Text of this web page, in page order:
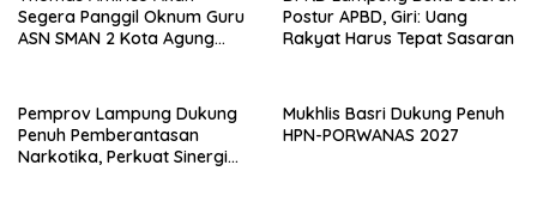
Segera Panggil Oknum Guru
ASN SMAN 2 Kota Agung
Postur APBD, Giri: Uang
Rakyat Harus Tepat Sasaran
Pemprov Lampung Dukung
Penuh Pemberantasan
Narkotika, Perkuat Sinergi
Mukhlis Basri Dukung Penuh
HPN-PORWANAS 2027